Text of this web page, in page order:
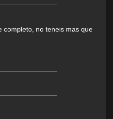
completo, no teneis mas que